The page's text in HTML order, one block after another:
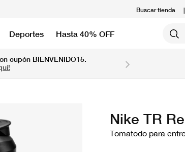
Buscar tienda |
Deportes Hasta 40% OFF
cupón BIENVENIDO15.
Nike TR
Tomatodo para